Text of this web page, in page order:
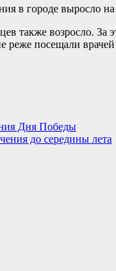
в городе выросло
также возросло.
посещали
Дня Победы
до середины лета